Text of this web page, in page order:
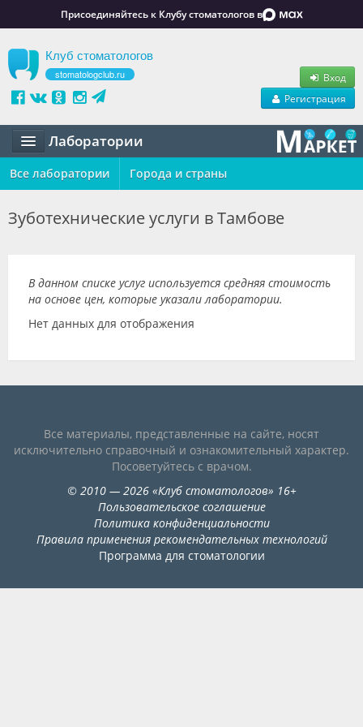
Присоединяйтесь к Клубу стоматологов в
Клуб стоматологов
stomatologclub.ru
Вход
Регистрация
Лаборатории
Статьи
Вакансии
Клиники
Блоги
Все лаборатории Города и страны
Зуботехнические услуги в Тамбове
В данном списке услуг используется средняя стоимость
на основе цен, которые указали лаборатории.
Нет данных для отображения
Все материалы, представленные на сайте, носят
исключительно справочный и ознакомительный характер.
Посоветуйтесь с врачом.
© 2010— 2026«Клуб стоматологов» 16+
Пользовательское соглашение
Политика конфиденциальности
Правила применения рекомендательных технологий
Программа для стоматологии